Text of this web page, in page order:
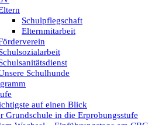
Schulpflegschaft
Elternmitarbeit
Schulhunde
auf einen Blick
Grundschule in die Erprobungsstufe